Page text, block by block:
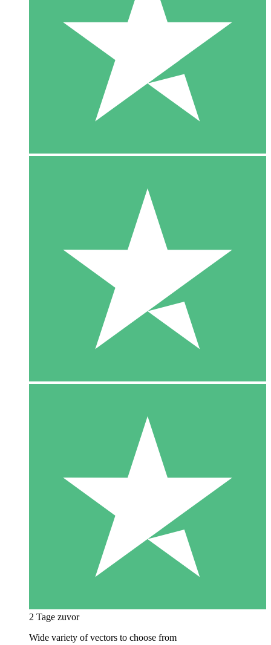
2 Tage zuvor
Wide variety of vectors to choose from